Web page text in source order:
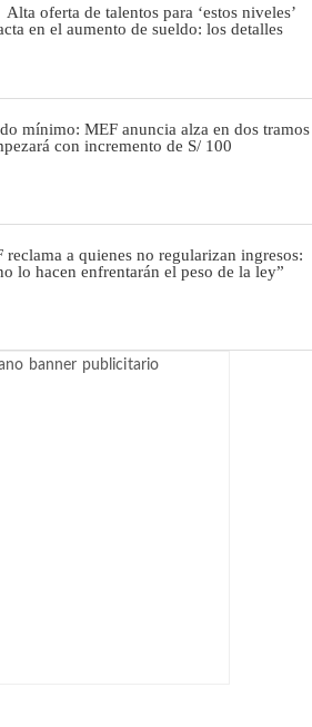
Alta oferta de talentos para ‘estos niveles’
en el aumento de sueldo: los detalles
mínimo: MEF anuncia alza en dos tramos
con incremento de S/ 100
reclama a quienes no regularizan ingresos:
lo hacen enfrentarán el peso de la ley”